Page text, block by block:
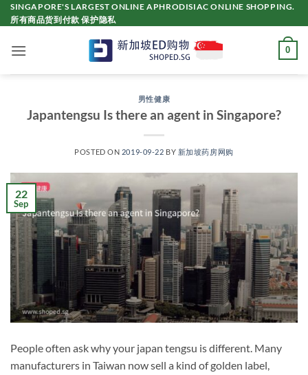
Skip
to
SINGAPORE'S LARGEST ONLINE APHRODISIAC ONLINE SHOPPING.
所有商品货到付款 保护隐私
0
男性健康
Japantengsu Is there an agent in Singapore?
POSTED ON 2019-09-22 BY 新加坡药房网购
22
Sep
People often ask why your japan tengsu is different. Many
manufacturers in Taiwan now sell a kind of golden label,